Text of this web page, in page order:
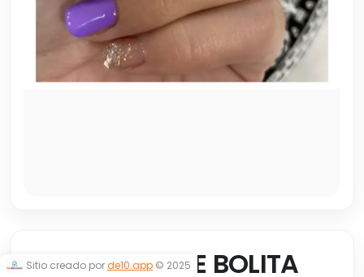
ABRIDORES DE BOLITA
Sitio creado porde10.app © 2025